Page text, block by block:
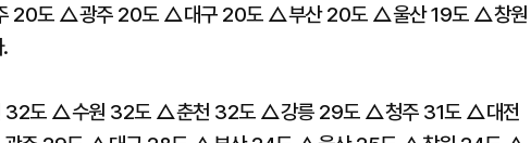
20도 △광주 20도 △대구 20도 △부산 20도 △울산 19도 △창원
32도 △수원 32도 △춘천 32도 △강릉 29도 △청주 31도 △대전